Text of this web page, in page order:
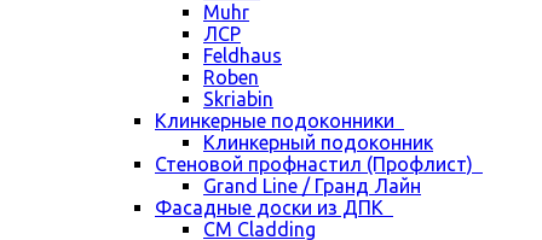
Muhr
ЛСР
Feldhaus
Roben
Skriabin
Клинкерные подоконники
Клинкерный подоконник
Стеновой профнастил (Профлист)
Grand Line / Гранд Лайн
Фасадные доски из ДПК
CM Cladding